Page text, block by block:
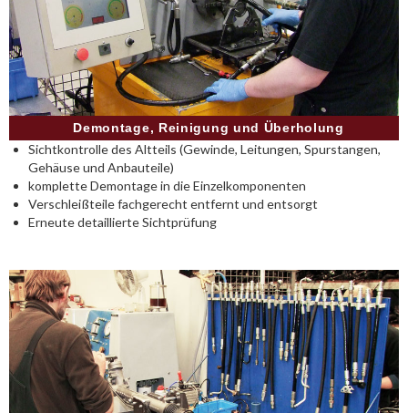
Demontage, Reinigung und Überholung
Sichtkontrolle des Altteils (Gewinde, Leitungen, Spurstangen,
Gehäuse und Anbauteile)
komplette Demontage in die Einzelkomponenten
Verschleißteile fachgerecht entfernt und entsorgt
Erneute detaillierte Sichtprüfung